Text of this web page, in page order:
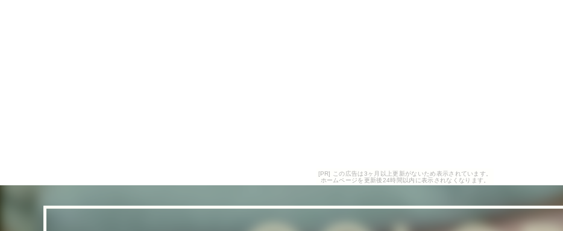
[PR] この広告は3ヶ月以上更新がないため表示されています。
ホームページを更新後24時間以内に表示されなくなります。